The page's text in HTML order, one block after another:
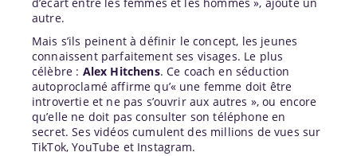
d’écart entre les femmes et les hommes », ajoute un
autre.
Mais s’ils peinent à définir le concept, les jeunes
connaissent parfaitement ses visages. Le plus
célèbre : Alex Hitchens. Ce coach en séduction
autoproclamé affirme qu’« une femme doit être
introvertie et ne pas s’ouvrir aux autres », ou encore
qu’elle ne doit pas consulter son téléphone en
secret. Ses vidéos cumulent des millions de vues sur
TikTok, YouTube et Instagram.